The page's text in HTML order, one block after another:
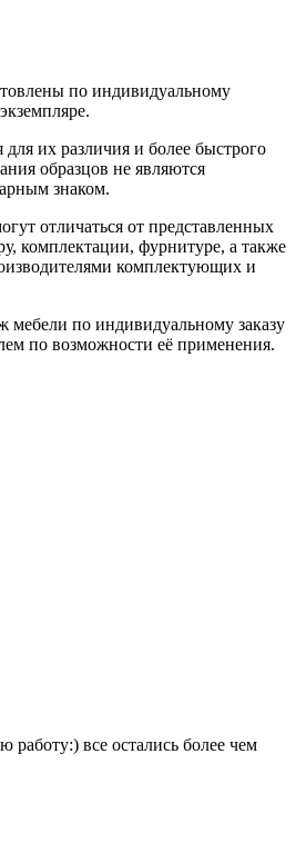
по индивидуальному
их различия и более быстрого
образцов не являются
знаком.
отличаться от представленных
комплектации, фурнитуре, а также
комплектующих и
мебели по индивидуальному заказу
по возможности её применения.
работу:) все остались более чем